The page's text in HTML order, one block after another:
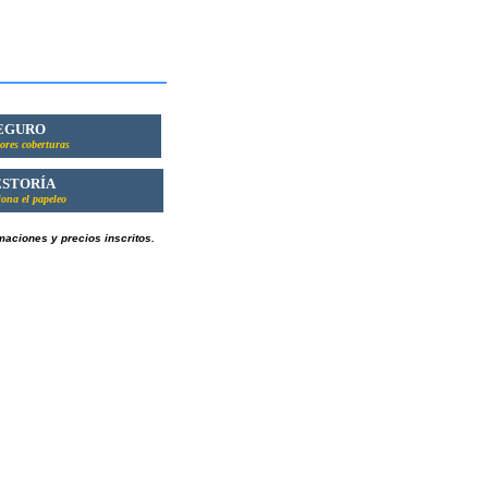
coberturas
el papeleo
y precios inscritos.